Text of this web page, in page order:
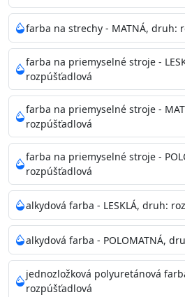
pri relatívnej vlhkosti nad 80%.
Nepoužitá farba vyžaduje
bezpečnú likvidáciu.
Riedenie: do 10% vodou, podľa
Doba schnutia na dotyk
Doba na druhý náter: 3-4 hodiny
Balenie : 750ml, 1l, 3l, 9l, 15l
Výdatnosť na jednu vrstvu
Aplikácia: štetec, valček,
Povrchová úprava: 1
Je možné tónovať v systéme
Merná hmotnosť : 1,54 ± 0,02
Čistenie: vodou
farba na strechy - MATNÁ, druh:
farba na priemyselné stroje -
rozpúšťadlová
farba na priemyselné stroje -
rozpúšťadlová
farba na priemyselné stroje -
rozpúšťadlová
alkydová farba - LESKLÁ, druh:
alkydová farba - POLOMATNÁ,
jednozložková polyuretánová
rozpúšťadlová